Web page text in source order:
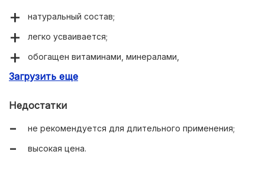
натуральный состав;
легко усваивается;
обогащен витаминами, минералами,
не содержит зерновых, искусственных добавок;
подходит для стерилизованных и кастрированных;
можно давать в любом возрасте.
Загрузить еще
Недостатки
не рекомендуется для длительного применения;
высокая цена.